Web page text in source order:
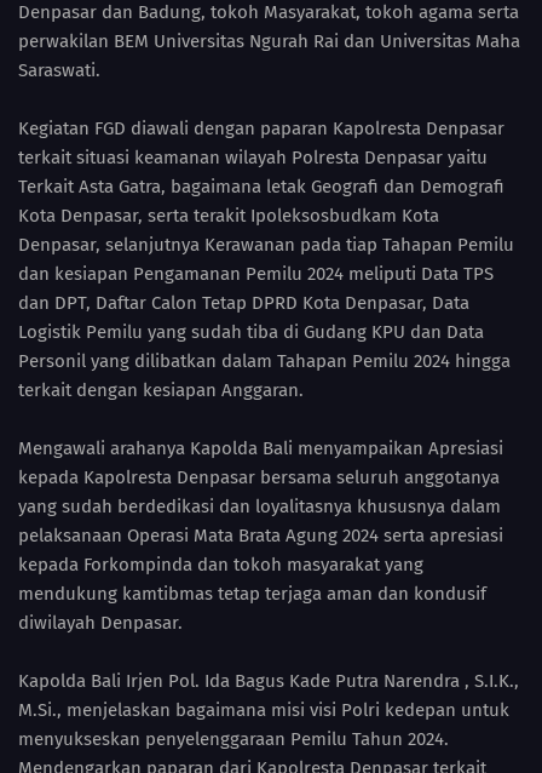
Denpasar dan Badung, tokoh Masyarakat, tokoh agama serta
perwakilan BEM Universitas Ngurah Rai dan Universitas Maha
Saraswati.
Kegiatan FGD diawali dengan paparan Kapolresta Denpasar
terkait situasi keamanan wilayah Polresta Denpasar yaitu
Terkait Asta Gatra, bagaimana letak Geografi dan Demografi
Kota Denpasar, serta terakit Ipoleksosbudkam Kota
Denpasar, selanjutnya Kerawanan pada tiap Tahapan Pemilu
dan kesiapan Pengamanan Pemilu 2024 meliputi Data TPS
dan DPT, Daftar Calon Tetap DPRD Kota Denpasar, Data
Logistik Pemilu yang sudah tiba di Gudang KPU dan Data
Personil yang dilibatkan dalam Tahapan Pemilu 2024 hingga
terkait dengan kesiapan Anggaran.
Mengawali arahanya Kapolda Bali menyampaikan Apresiasi
kepada Kapolresta Denpasar bersama seluruh anggotanya
yang sudah berdedikasi dan loyalitasnya khususnya dalam
pelaksanaan Operasi Mata Brata Agung 2024 serta apresiasi
kepada Forkompinda dan tokoh masyarakat yang
mendukung kamtibmas tetap terjaga aman dan kondusif
diwilayah Denpasar.
Kapolda Bali Irjen Pol. Ida Bagus Kade Putra Narendra , S.I.K.,
M.Si., menjelaskan bagaimana misi visi Polri kedepan untuk
menyukseskan penyelenggaraan Pemilu Tahun 2024.
Mendengarkan paparan dari Kapolresta Denpasar terkait